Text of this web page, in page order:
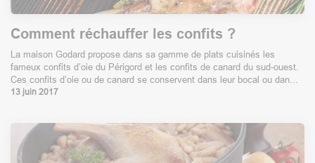
Comment réchauffer les confits ?
La maison Godard propose dans sa gamme de plats cuisinés les
fameux confits d’oie du Périgord et les confits de canard du sud-ouest.
Ces confits d’oie ou de canard se conservent dans leur bocal ou dan...
13 juin 2017